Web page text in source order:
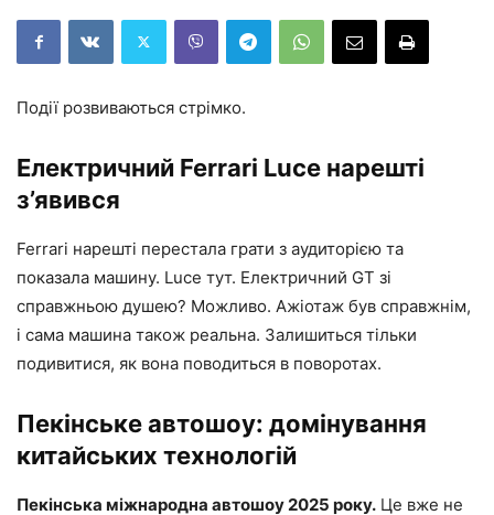
Події розвиваються стрімко.
Електричний Ferrari Luce нарешті
з’явився
Ferrari нарешті перестала грати з аудиторією та
показала машину. Luce тут. Електричний GT зі
справжньою душею? Можливо. Ажіотаж був справжнім,
і сама машина також реальна. Залишиться тільки
подивитися, як вона поводиться в поворотах.
Пекінське автошоу: домінування
китайських технологій
Пекінська міжнародна автошоу 2025 року. Це вже не